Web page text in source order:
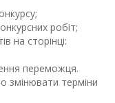
робіт;
на сторінці:
переможця.
змінювати терміни